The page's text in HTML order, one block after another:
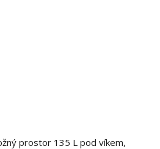
prostor 135 L pod víkem,